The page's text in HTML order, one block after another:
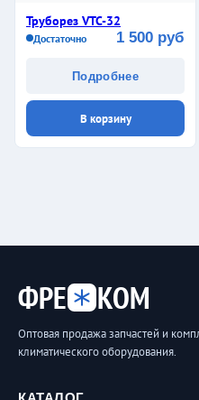
Труборез VTC-32
Достаточно 1 500 руб
Подробнее
В корзину
ФРЕ КОМ
Оптовая продажа запчастей и
климатического оборудования.